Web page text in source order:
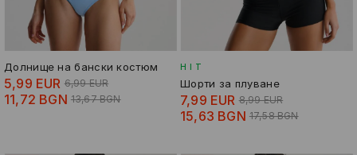
Долнище на бански костюм
5,99 EUR 6,99 EUR
11,72 BGN 13,67 BGN
HIT
Шорти за плуване
7,99 EUR 8,99 EUR
15,63 BGN 17,58 BGN